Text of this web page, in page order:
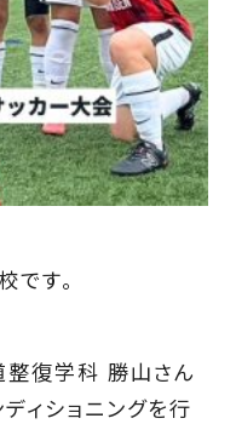
す。
復学科 勝山さん
ィショニングを行